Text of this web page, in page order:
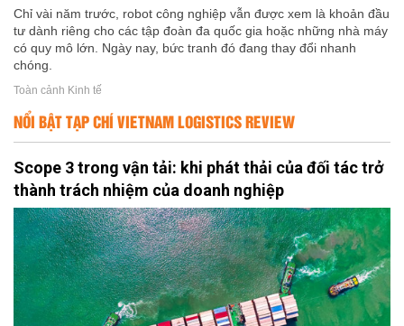
Chỉ vài năm trước, robot công nghiệp vẫn được xem là khoản đầu
tư dành riêng cho các tập đoàn đa quốc gia hoặc những nhà máy
có quy mô lớn. Ngày nay, bức tranh đó đang thay đổi nhanh
chóng.
Toàn cảnh Kinh tế
NỔI BẬT TẠP CHÍ VIETNAM LOGISTICS REVIEW
Scope 3 trong vận tải: khi phát thải của đối tác trở
thành trách nhiệm của doanh nghiệp